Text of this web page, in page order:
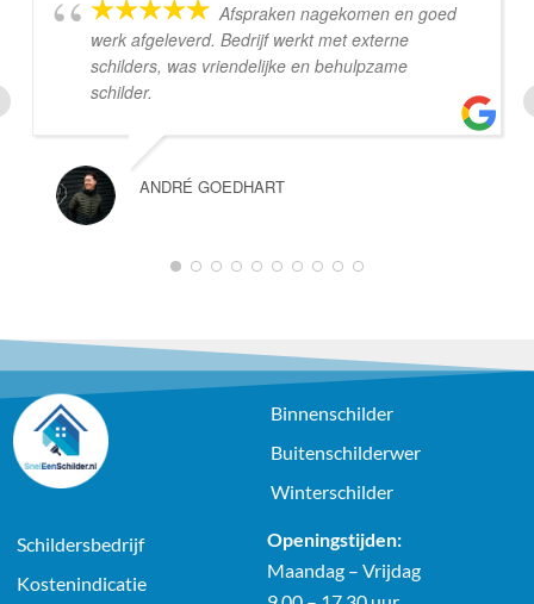
Afspraken nagekomen en goed
werk afgeleverd. Bedrijf werkt met externe
schilders, was vriendelijke en behulpzame
schilder.
ANDRÉ GOEDHART
1 2 3 4 5 6 7 8 9 10
Binnenschilder
Buitenschilderwer
Winterschilder
Schildersbedrijf
Kostenindicatie
Openingstijden:
Maandag – Vrijdag